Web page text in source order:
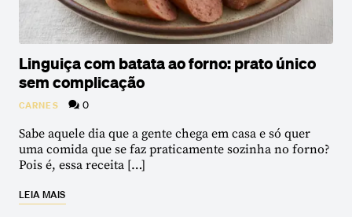
Linguiça com batata ao forno: prato único
sem complicação
CARNES 0
Sabe aquele dia que a gente chega em casa e só quer
uma comida que se faz praticamente sozinha no forno?
Pois é, essa receita […]
LEIA MAIS